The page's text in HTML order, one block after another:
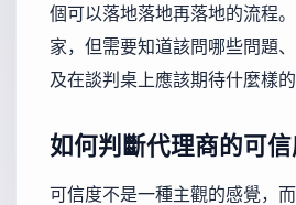
個可以落地落地再落地的流程
家，但需要知道該問哪些問題
及在談判桌上應該期待什麼樣的
如何判斷代理商的可
可信度不是一種主觀的感覺，